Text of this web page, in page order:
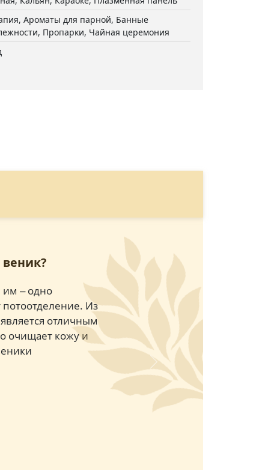
Ароматы для парной, Банные
Пропарки, Чайная церемония
им ‒ одно
Из
отличным
очищает кожу и
Next